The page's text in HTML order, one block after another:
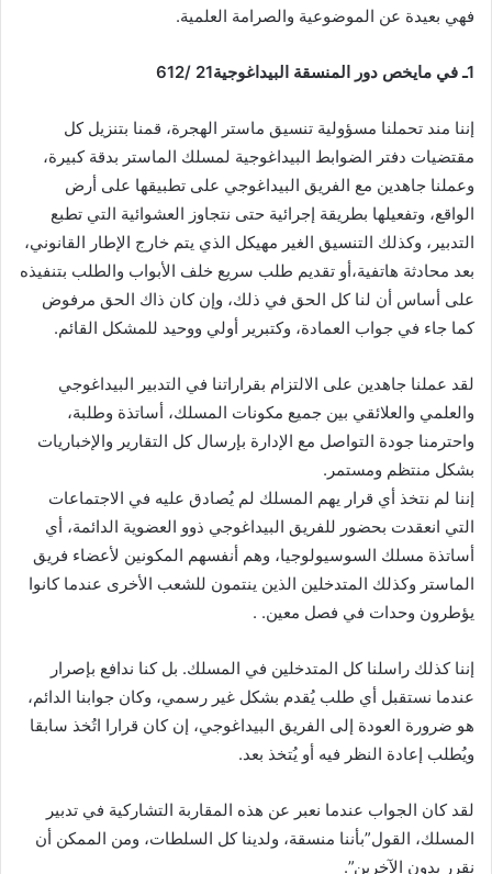
فهي بعيدة عن الموضوعية والصرامة العلمية.
1ـ في مايخص دور المنسقة البيداغوجية21 /612
إننا مند تحملنا مسؤولية تنسيق ماستر الهجرة، قمنا بتنزيل كل
مقتضيات دفتر الضوابط البيداغوجية لمسلك الماستر بدقة كبيرة،
وعملنا جاهدين مع الفريق البيداغوجي على تطبيقها على أرض
الواقع، وتفعيلها بطريقة إجرائية حتى نتجاوز العشوائية التي تطبع
التدبير، وكذلك التنسيق الغير مهيكل الذي يتم خارج الإطار القانوني،
بعد محادثة هاتفية،أو تقديم طلب سريع خلف الأبواب والطلب بتنفيذه
على أساس أن لنا كل الحق في ذلك، وإن كان ذاك الحق مرفوض
كما جاء في جواب العمادة، وكتبرير أولي ووحيد للمشكل القائم.
لقد عملنا جاهدين على الالتزام بقراراتنا في التدبير البيداغوجي
والعلمي والعلائقي بين جميع مكونات المسلك، أساتذة وطلبة،
واحترمنا جودة التواصل مع الإدارة بإرسال كل التقارير والإخباريات
بشكل منتظم ومستمر.
إننا لم نتخذ أي قرار يهم المسلك لم يُصادق عليه في الاجتماعات
التي انعقدت بحضور للفريق البيداغوجي ذوو العضوية الدائمة، أي
أساتذة مسلك السوسيولوجيا، وهم أنفسهم المكونين لأعضاء فريق
الماستر وكذلك المتدخلين الذين ينتمون للشعب الأخرى عندما كانوا
يؤطرون وحدات في فصل معين. .
إننا كذلك راسلنا كل المتدخلين في المسلك. بل كنا ندافع بإصرار
عندما نستقبل أي طلب يُقدم بشكل غير رسمي، وكان جوابنا الدائم،
هو ضرورة العودة إلى الفريق البيداغوجي، إن كان قرارا اتُخذ سابقا
ويُطلب إعادة النظر فيه أو يُتخذ بعد.
لقد كان الجواب عندما نعبر عن هذه المقاربة التشاركية في تدبير
المسلك، القول”بأننا منسقة، ولدينا كل السلطات، ومن الممكن أن
نقرر بدون الآخرين”.